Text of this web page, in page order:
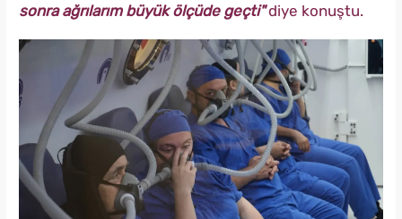
sonra ağrılarım büyük ölçüde geçti"diye konuştu.